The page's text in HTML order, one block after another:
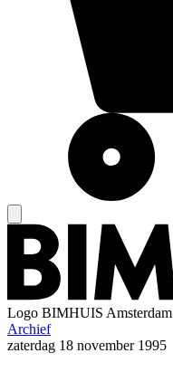
Logo BIMHUIS Amsterdam
Archief
zaterdag 18 november 1995